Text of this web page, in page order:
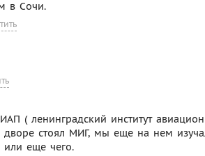
в Сочи.
( ленинградский институт
дворе стоял МИГ, мы еще на нем
или еще чего.